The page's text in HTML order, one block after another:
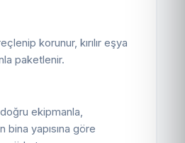
korunur, kırılır eşya
paketlenir.
ekipmanla,
bina yapısına göre